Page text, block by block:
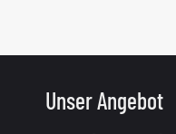
Unser Angebot